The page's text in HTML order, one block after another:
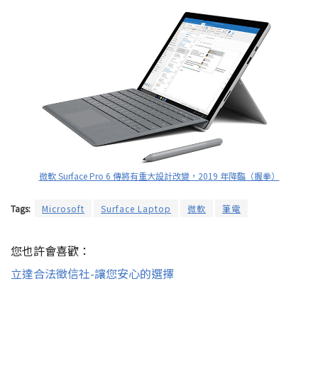
微軟 Surface Pro 6 傳將有重大設計改變，2019 年降臨（握拳）
Tags: Microsoft Surface Laptop 微軟 筆電
您也許會喜歡：
立達合法徵信社-讓您安心的選擇